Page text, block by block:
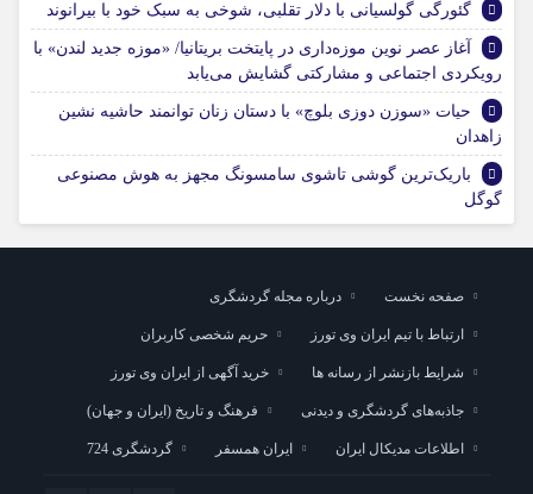
گئورگی گولسیانی با دلار تقلبی، شوخی به سبک خود با بیرانوند
آغاز عصر نوین موزه‌داری در پایتخت بریتانیا/ «موزه جدید لندن» با
رویکردی اجتماعی و مشارکتی گشایش می‌یابد
حیات «سوزن دوزی بلوچ» با دستان زنان توانمند حاشیه نشین
زاهدان
باریک‌ترین گوشی تاشوی سامسونگ مجهز به هوش مصنوعی
گوگل
صفحه نخست درباره مجله گردشگری
ارتباط با تیم ایران وی تورز حریم شخصی کاربران
شرایط بازنشر از رسانه ها خرید آگهی از ایران وی تورز
جاذبه‌های گردشگری و دیدنی فرهنگ و تاریخ (ایران و جهان)
اطلاعات مدیکال ایران ایران همسفر گردشگری 724